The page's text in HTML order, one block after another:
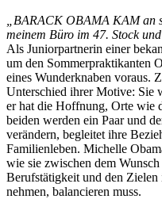
„BARACK OBAMA KAM an
meinem Büro im 47. Stock
Als Juniorpartnerin einer
um den Sommerpraktikanten
eines Wunderknaben voraus.
Unterschied ihrer Motive: Sie
er hat die Hoffnung, Orte wie
beiden werden ein Paar und
verändern, begleitet ihre
Familienleben. Michelle
wie sie zwischen dem
Berufstätigkeit und den
nehmen, balancieren muss.